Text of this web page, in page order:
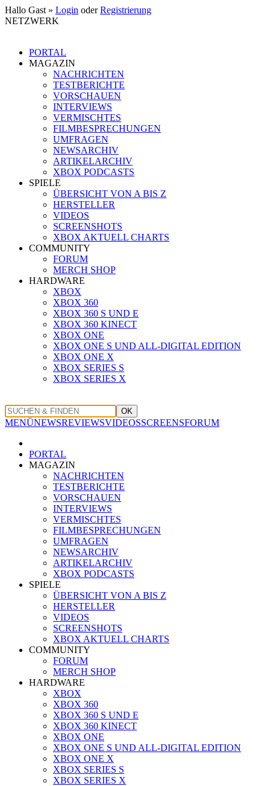
Hallo Gast » Login oderRegistrierung
NETZWERK
PORTAL
MAGAZIN
NACHRICHTEN
TESTBERICHTE
VORSCHAUEN
INTERVIEWS
VERMISCHTES
FILMBESPRECHUNGEN
UMFRAGEN
NEWSARCHIV
ARTIKELARCHIV
XBOX PODCASTS
SPIELE
ÜBERSICHT VON A BIS Z
HERSTELLER
VIDEOS
SCREENSHOTS
XBOX AKTUELL CHARTS
COMMUNITY
FORUM
MERCH SHOP
HARDWARE
XBOX
XBOX 360
XBOX 360 S UND E
XBOX 360 KINECT
XBOX ONE
XBOX ONE S UND ALL-DIGITAL EDITION
XBOX ONE X
XBOX SERIES S
XBOX SERIES X
OK
MENÜNEWSREVIEWSVIDEOSSCREENSFORUM
PORTAL
MAGAZIN
NACHRICHTEN
TESTBERICHTE
VORSCHAUEN
INTERVIEWS
VERMISCHTES
FILMBESPRECHUNGEN
UMFRAGEN
NEWSARCHIV
ARTIKELARCHIV
XBOX PODCASTS
SPIELE
ÜBERSICHT VON A BIS Z
HERSTELLER
VIDEOS
SCREENSHOTS
XBOX AKTUELL CHARTS
COMMUNITY
FORUM
MERCH SHOP
HARDWARE
XBOX
XBOX 360
XBOX 360 S UND E
XBOX 360 KINECT
XBOX ONE
XBOX ONE S UND ALL-DIGITAL EDITION
XBOX ONE X
XBOX SERIES S
XBOX SERIES X